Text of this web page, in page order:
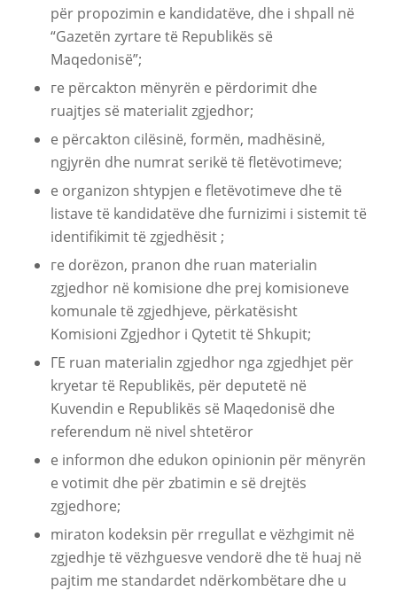
për propozimin e kandidatëve, dhe i shpall në
“Gazetën zyrtare të Republikës së
Maqedonisë”;
гe përcakton mënyrën e përdorimit dhe
ruajtjes së materialit zgjedhor;
e përcakton cilësinë, formën, madhësinë,
ngjyrën dhe numrat serikë të fletëvotimeve;
e organizon shtypjen e fletëvotimeve dhe të
listave të kandidatëve dhe furnizimi i sistemit të
identifikimit të zgjedhësit ;
гe dorëzon, pranon dhe ruan materialin
zgjedhor në komisione dhe prej komisioneve
komunale të zgjedhjeve, përkatësisht
Komisioni Zgjedhor i Qytetit të Shkupit;
ГE ruan materialin zgjedhor nga zgjedhjet për
kryetar të Republikës, për deputetë në
Kuvendin e Republikës së Maqedonisë dhe
referendum në nivel shtetëror
e informon dhe edukon opinionin për mënyrën
e votimit dhe për zbatimin e së drejtës
zgjedhore;
miraton kodeksin për rregullat e vëzhgimit në
zgjedhje të vëzhguesve vendorë dhe të huaj në
pajtim me standardet ndërkombëtare dhe u